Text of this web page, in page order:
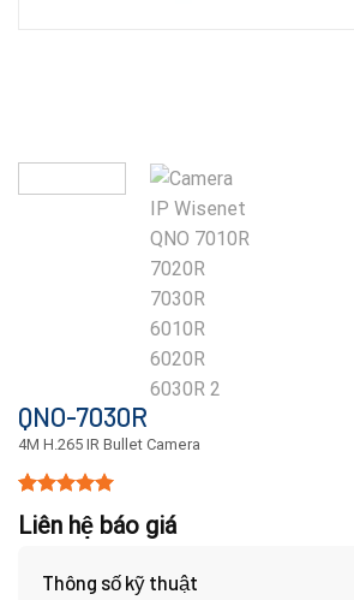
QNO-7030R
4M H.265 IR Bullet Camera
5.00
trên 5
dựa trên
15
Liên hệ báo giá
Thông số kỹ thuật